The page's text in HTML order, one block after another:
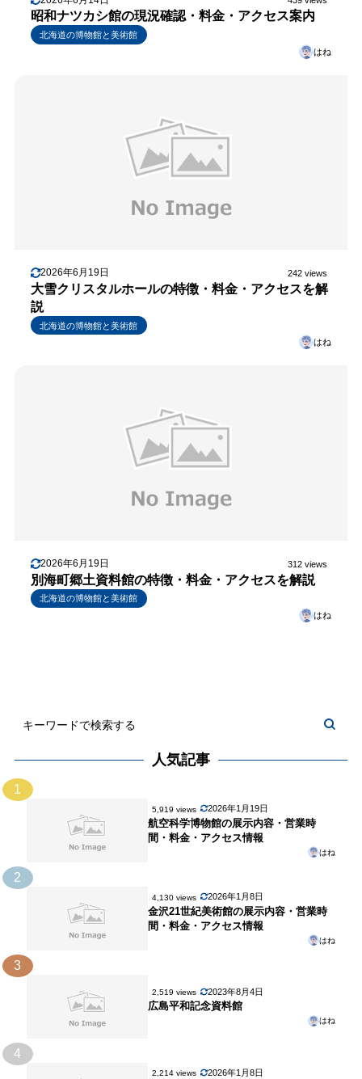
昭和ナツカシ館の現況確認・料金・アクセス案内
北海道の博物館と美術館
はね
2026年6月19日 242 views
大雪クリスタルホールの特徴・料金・アクセスを解
説
北海道の博物館と美術館
はね
2026年6月19日 312 views
別海町郷土資料館の特徴・料金・アクセスを解説
北海道の博物館と美術館
はね
人気記事
1
5,919 views 2026年1月19日
航空科学博物館の展示内容・営業時
間・料金・アクセス情報
はね
2
4,130 views 2026年1月8日
金沢21世紀美術館の展示内容・営業時
間・料金・アクセス情報
はね
3
2,519 views 2023年8月4日
広島平和記念資料館
はね
4
2,214 views 2026年1月8日